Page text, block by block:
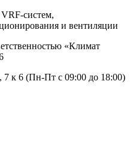
cистем,
и вентиляции
«Климат
7 к 6 (Пн-Пт с 09:00 до 18:00)